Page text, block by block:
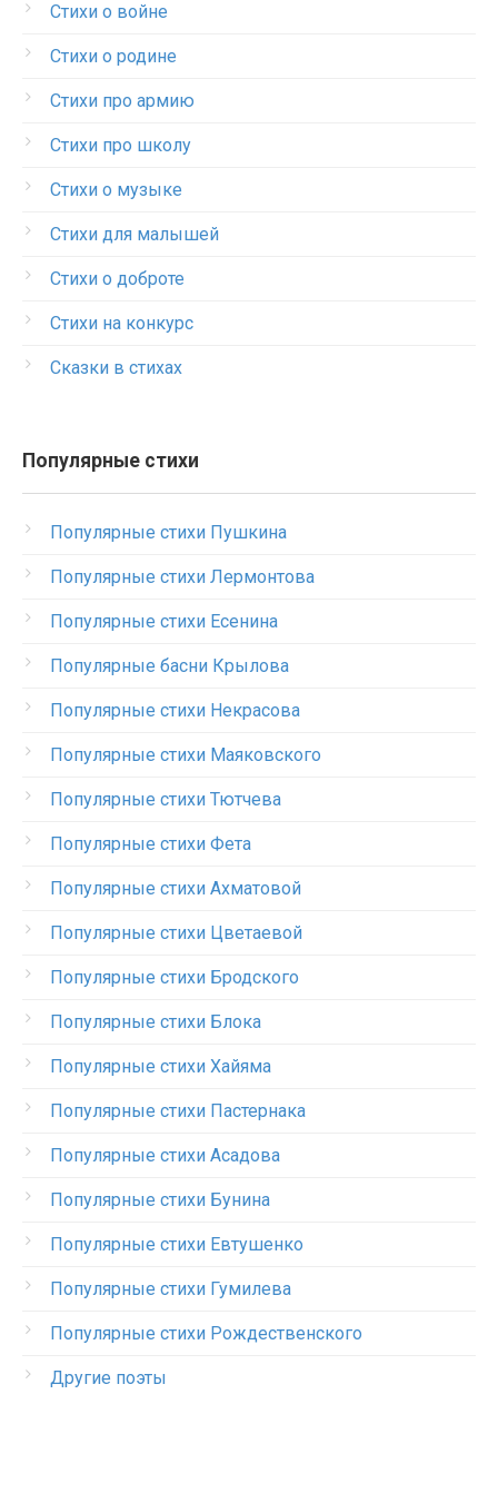
Стихи о войне
Стихи о родине
Стихи про армию
Стихи про школу
Стихи о музыке
Стихи для малышей
Стихи о доброте
Стихи на конкурс
Сказки в стихах
Популярные стихи
Популярные стихи Пушкина
Популярные стихи Лермонтова
Популярные стихи Есенина
Популярные басни Крылова
Популярные стихи Некрасова
Популярные стихи Маяковского
Популярные стихи Тютчева
Популярные стихи Фета
Популярные стихи Ахматовой
Популярные стихи Цветаевой
Популярные стихи Бродского
Популярные стихи Блока
Популярные стихи Хайяма
Популярные стихи Пастернака
Популярные стихи Асадова
Популярные стихи Бунина
Популярные стихи Евтушенко
Популярные стихи Гумилева
Популярные стихи Рождественского
Другие поэты